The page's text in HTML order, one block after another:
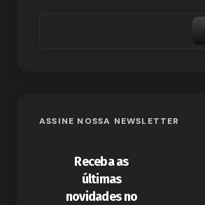
ASSINE NOSSA NEWSLETTER
Receba as
últimas
novidades no